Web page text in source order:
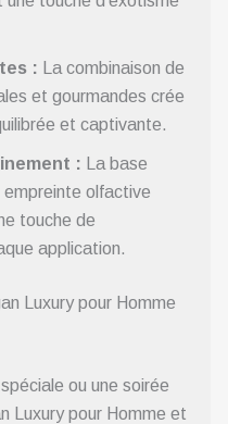
: La combinaison de
et gourmandes crée
et captivante.
: La base
empreinte olfactive
touche de
application.
Luxury pour Homme
ou une soirée
Luxury pour Homme et